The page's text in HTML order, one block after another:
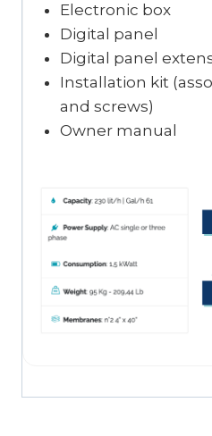
Electronic box
Digital panel
Digital panel
Installation kit
and screws)
Owner manual